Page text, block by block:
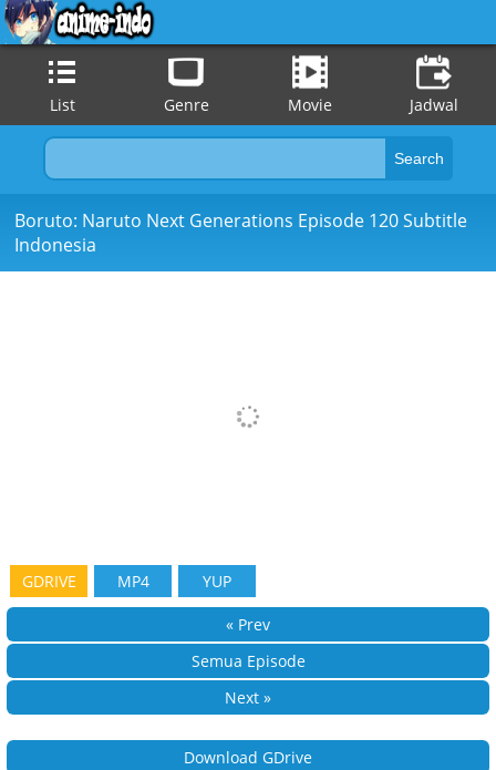
List Genre Movie Jadwal
Boruto: Naruto Next Generations Episode 120 Subtitle
Indonesia
GDRIVE MP4 YUP
« Prev
Semua Episode
Next »
Download GDrive